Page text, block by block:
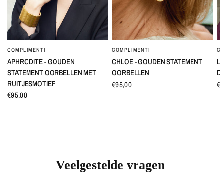
SNEL BEKIJKEN
COMPLIMENTI
APHRODITE - GOUDEN
STATEMENT OORBELLEN MET
RUITJESMOTIEF
€95,00
SNEL BEKIJKEN
COMPLIMENTI
CHLOE - GOUDEN STATEMENT
OORBELLEN
€95,00
Veelgestelde vragen